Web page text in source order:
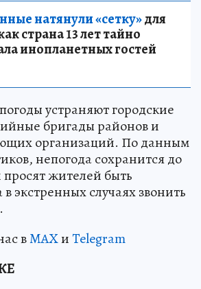
натянули «сетку»для
страна 13 лет тайно
инопланетных гостей
устраняют городские
бригады районов и
организаций. По данным
непогода сохранится до
просят жителей быть
экстренных случаях звонить
вMAXиTelegram